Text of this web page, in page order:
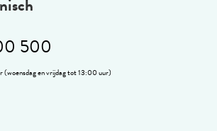
500
en vrijdag tot 13:00 uur)